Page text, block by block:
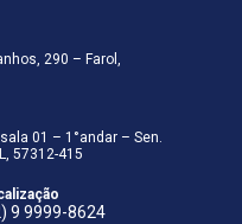
290 – Farol,
01 – 1°andar – Sen.
57312-415
9 9999-8624